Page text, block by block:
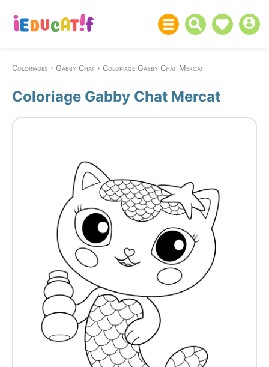
Coloriages Gabby Chat Coloriage Gabby Chat Mercat
Coloriage Gabby Chat Mercat